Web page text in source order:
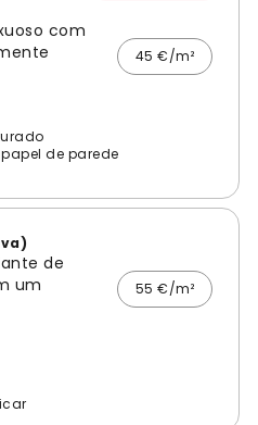
com
45 €/m²
de parede
de
um
55 €/m²